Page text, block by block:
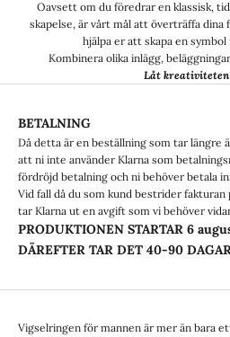
Oavsett om du föredrar en klassisk,
skapelse, är vårt mål att överträffa dina
hjälpa er att skapa en
Kombinera olika inlägg,
Låt kreativiteten
BETALNING
Då detta är en beställning som tar längre
att ni inte använder Klarna som
fördröjd betalning och ni behöver betala
Vid fall då du som kund bestrider fakturan
tar Klarna ut en avgift som vi behöver
PRODUKTIONEN STARTAR 6
DÄREFTER TAR DET 40-90
Vigselringen för mannen är mer än bara